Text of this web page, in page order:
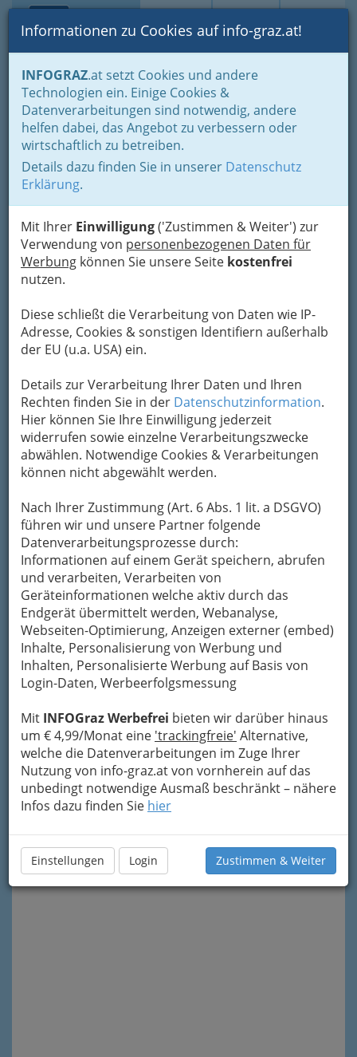
Suche Login Toggle
Informationen zu Cookies auf info-graz.at!
INFOGRAZ.at setzt Cookies und andere
Technologien ein. Einige Cookies &
Datenverarbeitungen sind notwendig, andere
helfen dabei, das Angebot zu verbessern oder
wirtschaftlich zu betreiben.
Details dazu finden Sie in unserer Datenschutz
Erklärung.
Mit Ihrer Einwilligung('Zustimmen & Weiter') zur
Verwendung von personenbezogenen Daten für
Werbung können Sie unsere Seite kostenfrei
nutzen.
Diese schließt die Verarbeitung von Daten wie IP-
Adresse, Cookies & sonstigen Identifiern außerhalb
der EU (u.a. USA) ein.
Details zur Verarbeitung Ihrer Daten und Ihren
Rechten finden Sie in der Datenschutzinformation.
Hier können Sie Ihre Einwilligung jederzeit
widerrufen sowie einzelne Verarbeitungszwecke
abwählen. Notwendige Cookies & Verarbeitungen
können nicht abgewählt werden.
Nach Ihrer Zustimmung (Art. 6 Abs. 1 lit. a DSGVO)
führen wir und unsere Partner folgende
Datenverarbeitungsprozesse durch:
Informationen auf einem Gerät speichern, abrufen
und verarbeiten, Verarbeiten von
Geräteinformationen welche aktiv durch das
Endgerät übermittelt werden, Webanalyse,
Webseiten-Optimierung, Anzeigen externer (embed)
Inhalte, Personalisierung von Werbung und
Inhalten, Personalisierte Werbung auf Basis von
Login-Daten, Werbeerfolgsmessung
Mit INFOGraz Werbefrei bieten wir darüber hinaus
um € 4,99/Monat eine 'trackingfreie' Alternative,
welche die Datenverarbeitungen im Zuge Ihrer
Nutzung von info-graz.at von vornherein auf das
unbedingt notwendige Ausmaß beschränkt – nähere
Infos dazu finden Sie hier
Einstellungen Login Zustimmen & Weiter
Home Branchen Wellness & Beauty Ernährungs-Beratung
Dr. Ilse Schlör
Johann-Strauss-Gasse 17, 8010 Graz
+43 699 1066 8760
Karte
Adresse mit Google Maps anschauen
Kontaktaufnahme
bewahren, verwenden wir an dieser Stelle zur
Übermittlung Ihrer Nachricht ein sicheres
Formular. Ihre Nachricht wird nach dem
Absenden umgehend per Mail an das
Unternehmen Dr. Ilse Schlör weitergeleitet.
Mein Name
Meine Email Adresse
Mein Betreff
Meine Nachricht
Meine Nachricht senden